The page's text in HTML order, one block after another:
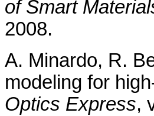
of Smart
2008.
A. Minardo, R.
modeling for
Optics Express,